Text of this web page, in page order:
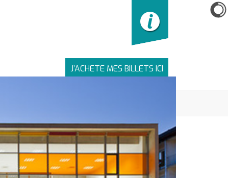
J’ACHETE MES BILLETS ICI